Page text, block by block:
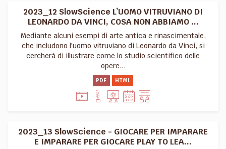
2023_12 SlowScience L’UOMO VITRUVIANO DI
LEONARDO DA VINCI, COSA NON ABBIAMO ...
Mediante alcuni esempi di arte antica e rinascimentale,
che includono l'uomo vitruviano di Leonardo da Vinci, si
cercherà di illustrare come lo studio scientifico delle
opere...
PDF HTML
2023_13 SlowScience - GIOCARE PER IMPARARE
E IMPARARE PER GIOCARE PLAY TO LEA...